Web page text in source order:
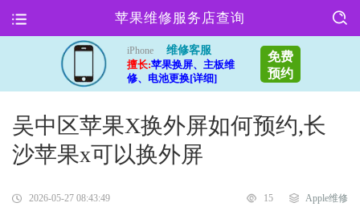
苹果维修服务店查询
iPhone
维修客服
擅长:苹果换屏、主板维
修、电池更换[详细]
免费
预约
吴中区苹果X换外屏如何预约,长
沙苹果x可以换外屏
2026-05-27 08:43:49 15 Apple维修